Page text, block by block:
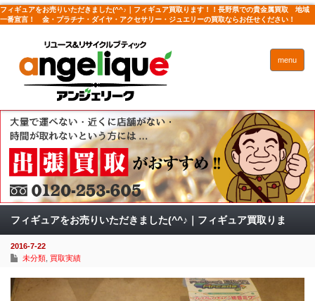
フィギュアをお売りいただきました(^^♪｜フィギュア買取ります！！長野県での貴金属買取 地域
一番宣言！ 金・プラチナ・ダイヤ・アクセサリー・ジュエリーの買取ならお任せください！
menu
フィギュアをお売りいただきました(^^♪｜フィギュア買取りま
す！！
2016-7-22
未分類 買取実績